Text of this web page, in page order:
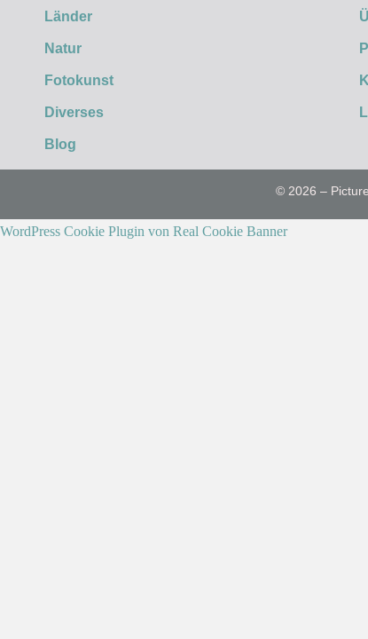
Länder
Natur
Fotokunst
Diverses
Blog
© 2026 –
WordPress Cookie Plugin von Real Cookie Banner